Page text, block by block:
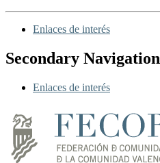
Enlaces de interés
Secondary Navigation
Enlaces de interés